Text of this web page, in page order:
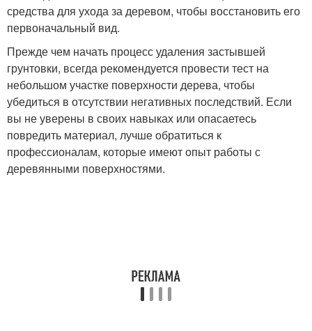
средства для ухода за деревом, чтобы восстановить его
первоначальный вид.
Прежде чем начать процесс удаления застывшей
грунтовки, всегда рекомендуется провести тест на
небольшом участке поверхности дерева, чтобы
убедиться в отсутствии негативных последствий. Если
вы не уверены в своих навыках или опасаетесь
повредить материал, лучше обратиться к
профессионалам, которые имеют опыт работы с
деревянными поверхностями.